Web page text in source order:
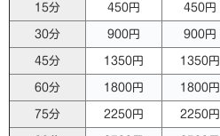
15分 450円 450円
30分 900円 900円
45分 1350円 1350円
60分 1800円 1800円
75分 2250円 2250円